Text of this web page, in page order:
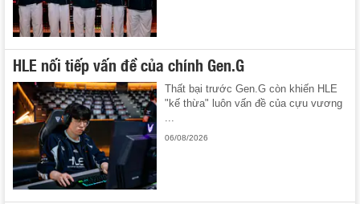
HLE nối tiếp vấn đề của chính Gen.G
Thất bại trước Gen.G còn khiến HLE
"kế thừa" luôn vấn đề của cựu vương
...
06/08/2026